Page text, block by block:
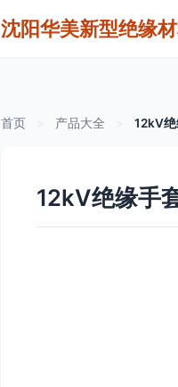
沈阳华美新型绝缘
首页 产品大全 12kV
12kV绝缘手